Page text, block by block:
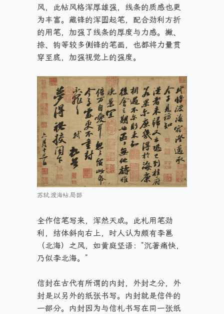
风，此帖风格浑厚雄强，线条的质感也更
为丰富。藏锋的浑圆起笔，配合劲利方折
的用笔，加强了线条的厚度与力感。撇、
捺、钩等较多侧锋的笔画，也都将力量贯
穿至底，加强视觉上的强度。
苏轼.渡海帖.局部
全作信笔写来，浑然天成。此札用笔劲
利，结体斜向右上，时人认为颇有李邕
（北海）之风，如黄庭坚语：“沉著痛快，
乃似李北海。”
信封在古代有所谓的内封，外封之分，外
封是以另外的纸张书写。内封就是信件的
一部分。内封因为与信札书写在同一张纸